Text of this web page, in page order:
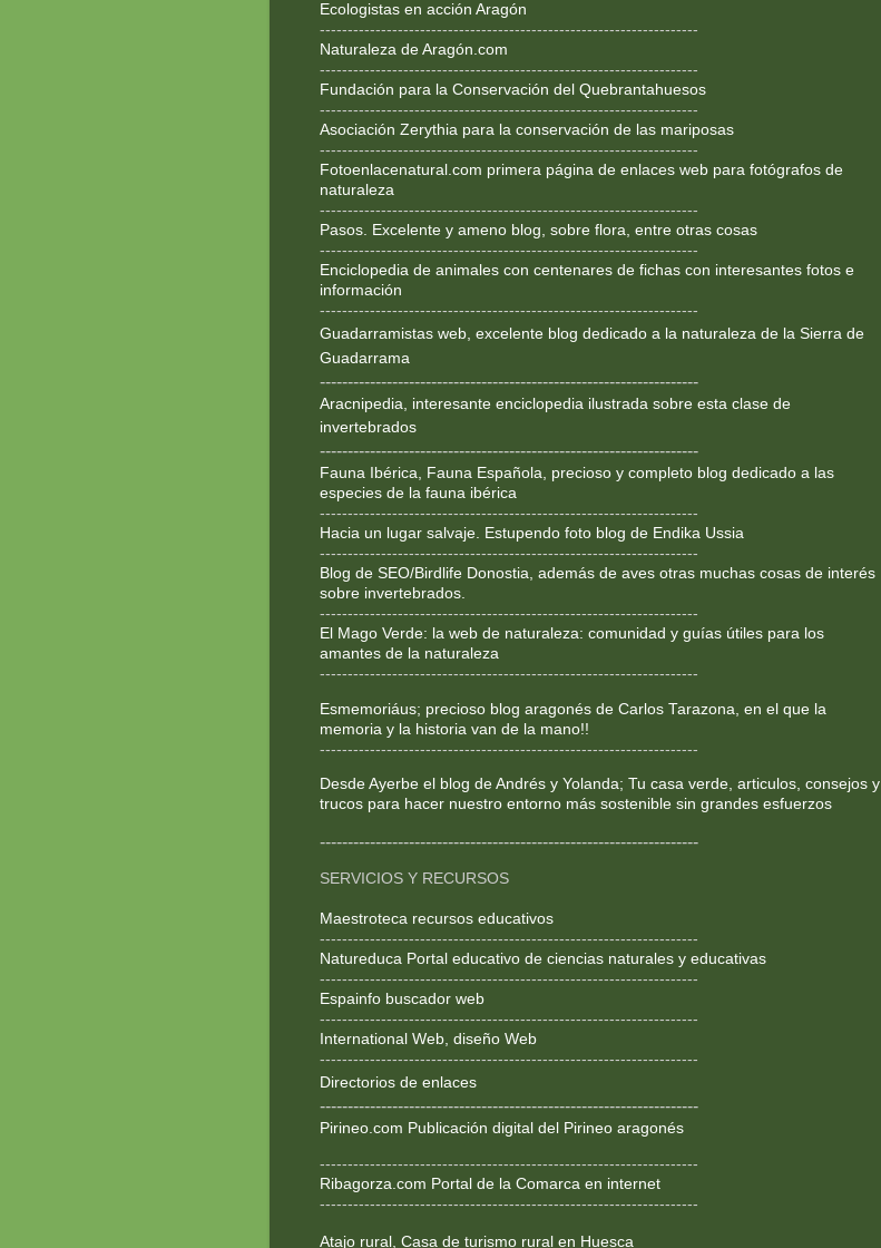
Ecologistas en acción Aragón
--------------------------------------------------------------------
Naturaleza de Aragón.com
--------------------------------------------------------------------
Fundación para la Conservación del Quebrantahuesos
--------------------------------------------------------------------
Asociación Zerythia para la conservación de las mariposas
--------------------------------------------------------------------
Fotoenlacenatural.com primera página de enlaces web para fotógrafos de
naturaleza
--------------------------------------------------------------------
Pasos. Excelente y ameno blog, sobre flora, entre otras cosas
--------------------------------------------------------------------
Enciclopedia de animales con centenares de fichas con interesantes fotos e
información
--------------------------------------------------------------------
Guadarramistas web, excelente blog dedicado a la naturaleza de la Sierra de
Guadarrama
--------------------------------------------------------------------
Aracnipedia, interesante enciclopedia ilustrada sobre esta clase de
invertebrados
--------------------------------------------------------------------
Fauna Ibérica, Fauna Española, precioso y completo blog dedicado a las
especies de la fauna ibérica
--------------------------------------------------------------------
Hacia un lugar salvaje. Estupendo foto blog de Endika Ussia
--------------------------------------------------------------------
Blog de SEO/Birdlife Donostia, además de aves otras muchas cosas de interés
sobre invertebrados.
--------------------------------------------------------------------
El Mago Verde: la web de naturaleza: comunidad y guías útiles para los
amantes de la naturaleza
--------------------------------------------------------------------
Esmemoriáus; precioso blog aragonés de Carlos Tarazona, en el que la
memoria y la historia van de la mano!!
--------------------------------------------------------------------
Desde Ayerbe el blog de Andrés y Yolanda; Tu casa verde, articulos, consejos y
trucos para hacer nuestro entorno más sostenible sin grandes esfuerzos
--------------------------------------------------------------------
SERVICIOS Y RECURSOS
Maestroteca recursos educativos
--------------------------------------------------------------------
Natureduca Portal educativo de ciencias naturales y educativas
--------------------------------------------------------------------
Espainfo buscador web
--------------------------------------------------------------------
International Web, diseño Web
--------------------------------------------------------------------
Directorios de enlaces
--------------------------------------------------------------------
Pirineo.com Publicación digital del Pirineo aragonés
--------------------------------------------------------------------
Ribagorza.com Portal de la Comarca en internet
--------------------------------------------------------------------
Atajo rural, Casa de turismo rural en Huesca